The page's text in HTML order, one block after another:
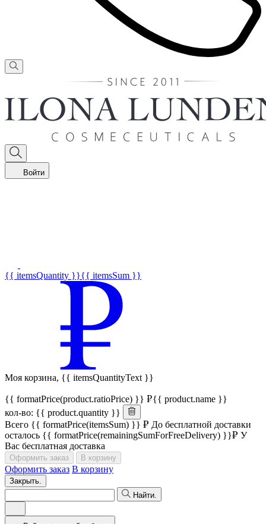
Войти
{{ itemsQuantity }}{{ itemsSum }}
Моя корзина, {{ itemsQuantityText }}
{{ formatPrice(product.ratioPrice) }}
{{ product.name }}
кол-во: {{ product.quantity }}
Всего {{ formatPrice(itemsSum) }}
До бесплатной доставки
осталось {{ formatPrice(remainingSumForFreeDelivery) }}
У
Вас бесплатная доставка
Оформить заказ В корзину
Оформить заказ В корзину
Закрыть.
Найти.